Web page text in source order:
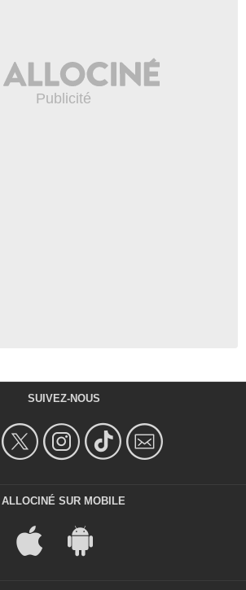
SUIVEZ-NOUS
ALLOCINÉ SUR MOBILE